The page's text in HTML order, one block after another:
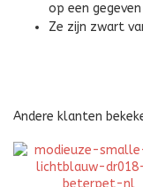
op een
Ze zijn zwart
Andere klanten